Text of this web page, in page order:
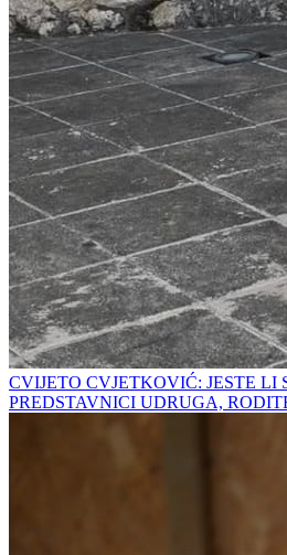
CVIJETO CVJETKOVIĆ: JESTE LI
PREDSTAVNICI UDRUGA,